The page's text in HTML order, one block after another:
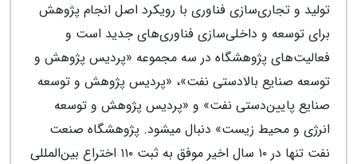
تولید و تجاری‏‌سازی فناوری با رویکرد اصل انجام پژوهش
برای توسعه و داخلی‌سازی فناوری‏‌های جدید است و
فعالیت‏‌های پژوهشگاه در سه مجموعه «پردیس پژوهش و
توسعه صنایع بالادستی نفت»، «پردیس پژوهش و توسعه
صنایع پایین‌‏دستی نفت» و «پردیس پژوهش و توسعه
انرژی و محیط زیست» دنبال می‎شود. پژوهشگاه صنعت
نفت تنها در ۱۰ سال اخیر موفق به ثبت ۱۱۰ اختراع بین‌المللی